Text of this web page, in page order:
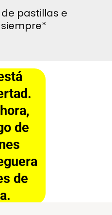
pastillas e
de
de